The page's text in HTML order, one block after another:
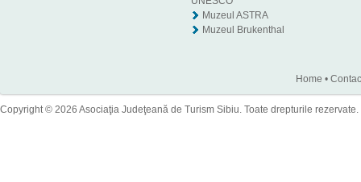
Muzeul ASTRA
Muzeul Brukenthal
Home •
Copyright © 2026 Asociaţia Judeţeană de Turism Sibiu. Toate drepturile rezervate.